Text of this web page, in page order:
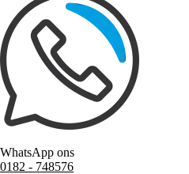
WhatsApp ons
0182 ‑ 748576